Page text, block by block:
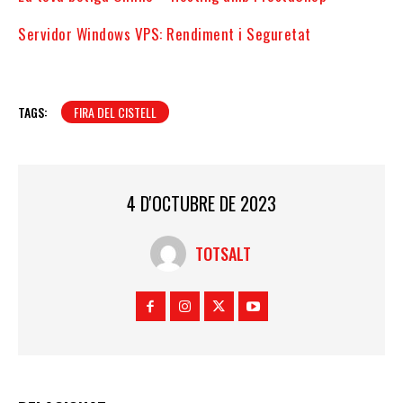
Servidor Windows VPS: Rendiment i Seguretat
TAGS: FIRA DEL CISTELL
4 D'OCTUBRE DE 2023
TOTSALT